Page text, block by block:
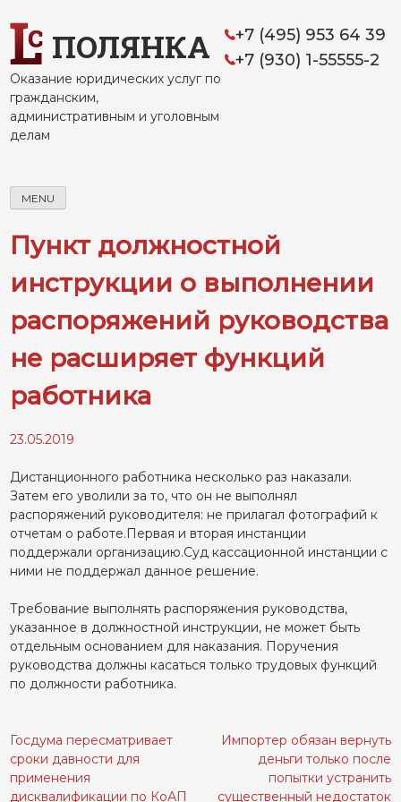
to
contentПОЛЯНКА
Оказание юридических услуг по
гражданским,
административным и уголовным
делам
+7 (495) 953 64 39
+7 (930) 1-55555-2
MENU
Пункт должностной
инструкции о выполнении
распоряжений руководства
не расширяет функций
работника
23.05.2019
Дистанционного работника несколько раз наказали.
Затем его уволили за то, что он не выполнял
распоряжений руководителя: не прилагал фотографий к
отчетам о работе.Первая и вторая инстанции
поддержали организацию.Суд кассационной инстанции с
ними не поддержал данное решение.
Требование выполнять распоряжения руководства,
указанное в должностной инструкции, не может быть
отдельным основанием для наказания. Поручения
руководства должны касаться только трудовых функций
по должности работника.
Навигация
по
Госдума пересматривает
сроки давности для
применения
дисквалификации по КоАП
Импортер обязан вернуть
деньги только после
попытки устранить
существенный недостаток